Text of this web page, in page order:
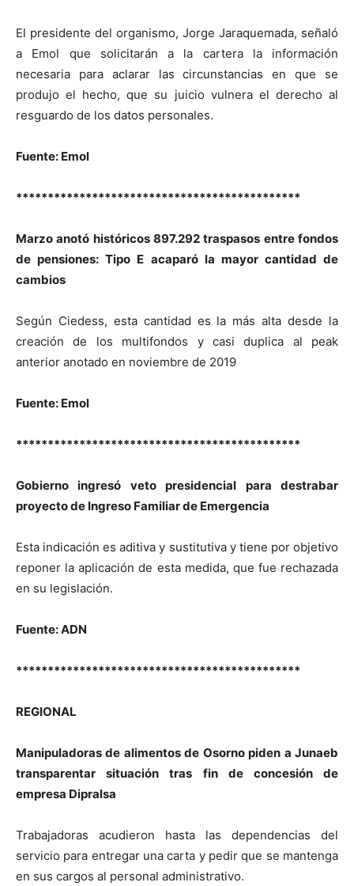
El presidente del organismo, Jorge Jaraquemada, señaló
a Emol que solicitarán a la cartera la información
necesaria para aclarar las circunstancias en que se
produjo el hecho, que su juicio vulnera el derecho al
resguardo de los datos personales.
Fuente: Emol
*********************************************
Marzo anotó históricos 897.292 traspasos entre fondos
de pensiones: Tipo E acaparó la mayor cantidad de
cambios
Según Ciedess, esta cantidad es la más alta desde la
creación de los multifondos y casi duplica al peak
anterior anotado en noviembre de 2019
Fuente: Emol
*********************************************
Gobierno ingresó veto presidencial para destrabar
proyecto de Ingreso Familiar de Emergencia
Esta indicación es aditiva y sustitutiva y tiene por objetivo
reponer la aplicación de esta medida, que fue rechazada
en su legislación.
Fuente: ADN
*********************************************
REGIONAL
Manipuladoras de alimentos de Osorno piden a Junaeb
transparentar situación tras fin de concesión de
empresa Dipralsa
Trabajadoras acudieron hasta las dependencias del
servicio para entregar una carta y pedir que se mantenga
en sus cargos al personal administrativo.